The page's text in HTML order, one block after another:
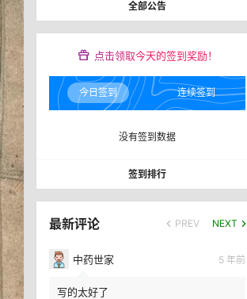
全部公告
点击领取今天的签到奖励！
今日签到 连续签到
没有签到数据
签到排行
最新评论 PREV NEXT
中药世家 5 年前
写的太好了